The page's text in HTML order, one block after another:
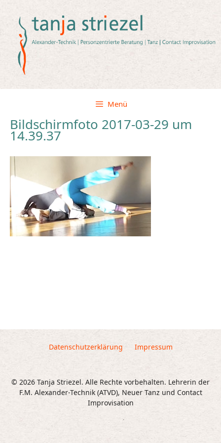
springen
Menü
Bildschirmfoto 2017-03-29 um
14.39.37
Datenschutzerklärung Impressum
© 2026 Tanja Striezel. Alle Rechte vorbehalten. Lehrerin der
F.M. Alexander-Technik (ATVD), Neuer Tanz und Contact
Improvisation